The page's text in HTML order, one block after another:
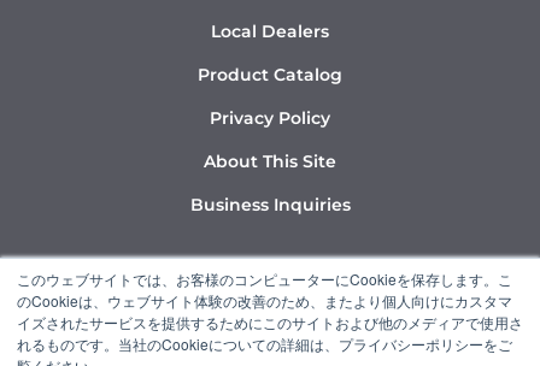
このウェブサイトでは、お客様のコンピューターにCookieを保存します。こ
のCookieは、ウェブサイト体験の改善のため、またより個人向けにカスタマ
イズされたサービスを提供するためにこのサイトおよび他のメディアで使用さ
れるものです。当社のCookieについての詳細は、プライバシーポリシーをご
Local Dealers
Product Catalog
Privacy Policy
About This Site
Business Inquiries
Y
o
u
t
I
n
s
t
L
i
n
k